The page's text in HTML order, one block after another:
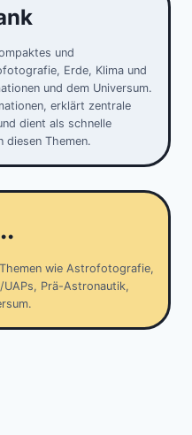
und
Erde, Klima und
und dem Universum.
erklärt zentrale
dient als schnelle
diesen Themen.
wie Astrofotografie,
UAPs, Prä-Astronautik,